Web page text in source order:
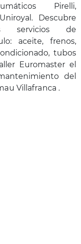
Pirelli,
Descubre
servicios de
aceite, frenos,
tubos
Euromaster el
del
Villafranca .